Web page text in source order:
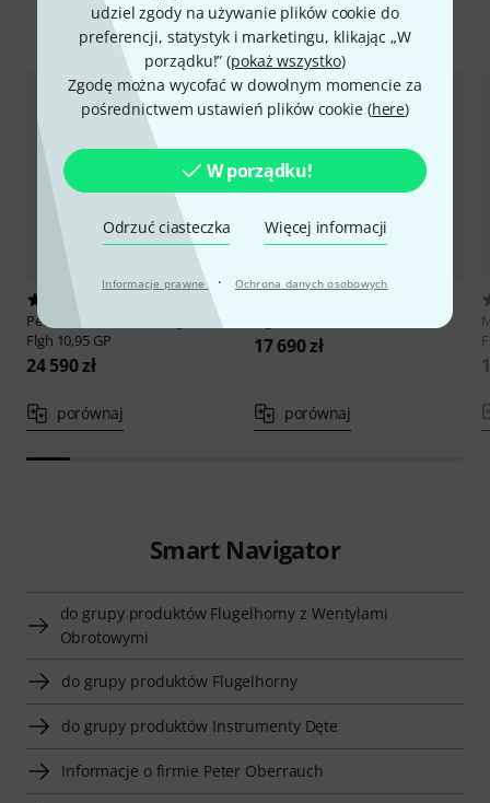
udziel zgody na używanie plików cookie do
preferencji, statystyk i marketingu, klikając „W
porządku!” (pokaż wszystko)
Zgodę można wycofać w dowolnym momencie za
pośrednictwem ustawień plików cookie (here)
W porządku!
Odrzuć ciasteczka Więcej informacji
Informacje prawne · Ochrona danych osobowych
Porównaj opcje
Peter Oberrauch
Rosengarten
Flgh 10,95 GP
24 590 zł
porównaj
17 690 zł
porównaj
Smart Navigator
do grupy produktów Flugelhorny z Wentylami
Obrotowymi
do grupy produktów Flugelhorny
do grupy produktów Instrumenty Dęte
Informacje o firmie Peter Oberrauch